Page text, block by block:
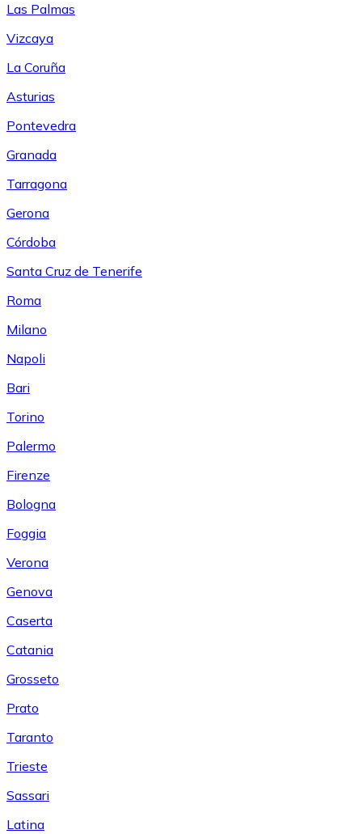
Las Palmas
Vizcaya
La Coruña
Asturias
Pontevedra
Granada
Tarragona
Gerona
Córdoba
Santa Cruz de Tenerife
Roma
Milano
Napoli
Bari
Torino
Palermo
Firenze
Bologna
Foggia
Verona
Genova
Caserta
Catania
Grosseto
Prato
Taranto
Trieste
Sassari
Latina